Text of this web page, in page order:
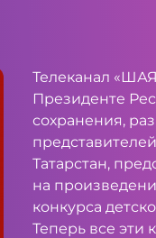
Телеканал
Президенте
сохранения,
Татарстан,
на
конкурса
Теперь все эти